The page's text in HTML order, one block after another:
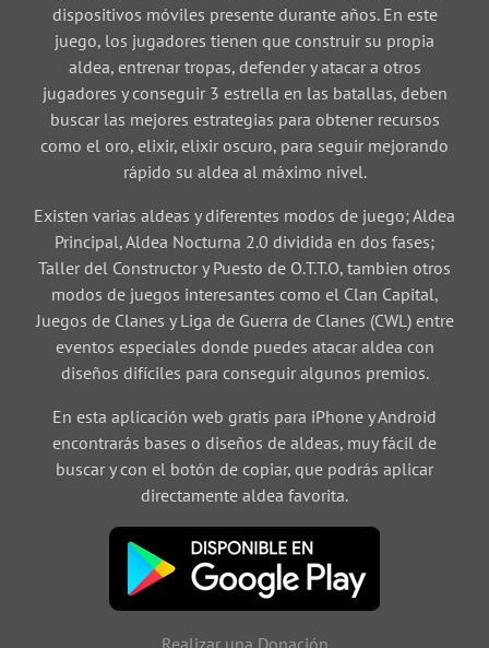
dispositivos móviles presente durante años. En este
juego, los jugadores tienen que construir su propia
aldea, entrenar tropas, defender y atacar a otros
jugadores y conseguir 3 estrella en las batallas, deben
buscar las mejores estrategias para obtener recursos
como el oro, elixir, elixir oscuro, para seguir mejorando
rápido su aldea al máximo nivel.
Existen varias aldeas y diferentes modos de juego; Aldea
Principal, Aldea Nocturna 2.0 dividida en dos fases;
Taller del Constructor y Puesto de O.T.T.O, tambien otros
modos de juegos interesantes como el Clan Capital,
Juegos de Clanes y Liga de Guerra de Clanes (CWL) entre
eventos especiales donde puedes atacar aldea con
diseños difíciles para conseguir algunos premios.
En esta aplicación web gratis para iPhone y Android
encontrarás bases o diseños de aldeas, muy fácil de
buscar y con el botón de copiar, que podrás aplicar
directamente aldea favorita.
Realizar una Donación